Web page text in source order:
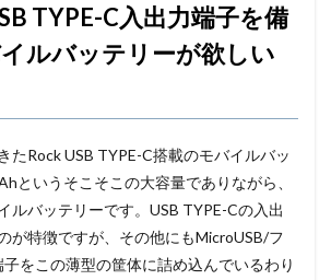
TYPE-C入出力端子を備
ルバッテリーが欲しい
たRock USB TYPE-C搭載のモバイルバッ
というそこそこの大容量でありながら、
ルバッテリーです。USB TYPE-Cの入出
が特徴ですが、その他にもMicroUSB/フ
子をこの薄型の筐体に詰め込んでいるわり